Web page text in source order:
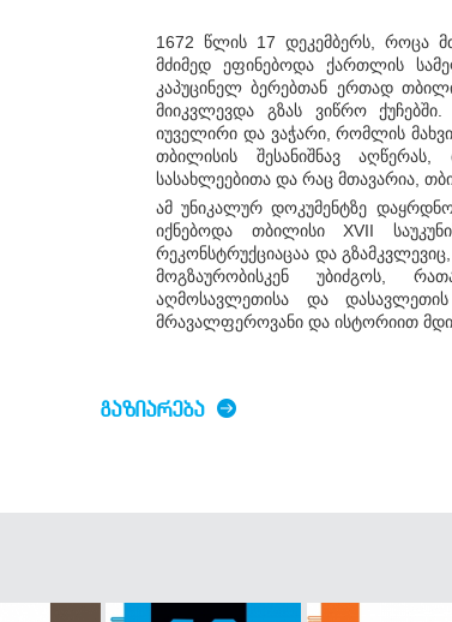
1672 წლის 17 დეკემბერს, როცა
მძიმედ ეფინებოდა ქართლის
კაპუცინელ ბერებთან ერთად
მიიკვლევდა გზას ვიწრო
იუველირი და ვაჭარი, რომლის
თბილისის შესანიშნავ
სასახლეებითა და რაც მთავარია,
ამ უნიკალურ დოკუმენტზე
იქნებოდა თბილისი XVII
რეკონსტრუქციაცაა და
მოგზაურობისკენ უბიძგოს,
აღმოსავლეთისა და
მრავალფეროვანი და ისტორიით
ᲒᲐᲖᲘᲐᲠᲔᲑᲐ